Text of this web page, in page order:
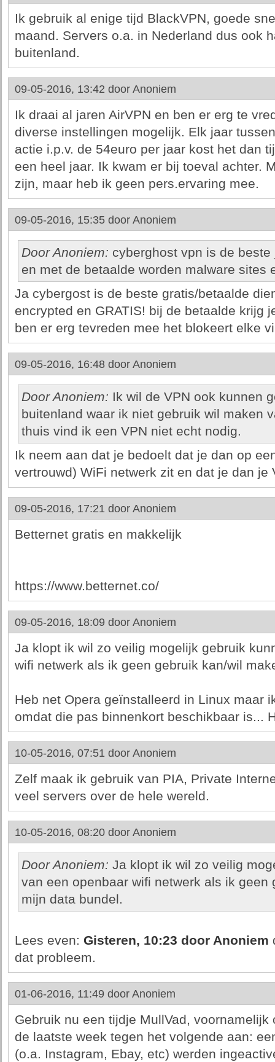
Ik gebruik al enige tijd BlackVPN, goede
maand. Servers o.a. in Nederland dus ook
buitenland.
09-05-2016, 13:42 door Anoniem
Ik draai al jaren AirVPN en ben er erg te
diverse instellingen mogelijk. Elk jaar
actie i.p.v. de 54euro per jaar kost het dan
een heel jaar. Ik kwam er bij toeval achter.
zijn, maar heb ik geen pers.ervaring mee.
09-05-2016, 15:35 door Anoniem
Door Anoniem: cyberghost vpn is de
en met de betaalde worden malware sites
Ja cybergost is de beste gratis/betaalde
encrypted en GRATIS! bij de betaalde krijg
ben er erg tevreden mee het blokeert elke
09-05-2016, 16:48 door Anoniem
Door Anoniem: Ik wil de VPN ook kunnen
buitenland waar ik niet gebruik wil maken
thuis vind ik een VPN niet echt nodig.
Ik neem aan dat je bedoelt dat je dan op
vertrouwd) WiFi netwerk zit en dat je dan je
09-05-2016, 17:21 door Anoniem
Betternet gratis en makkelijk
https://www.betternet.co/
09-05-2016, 18:09 door Anoniem
Ja klopt ik wil zo veilig mogelijk gebruik
wifi netwerk als ik geen gebruik kan/wil
Heb net Opera geïnstalleerd in Linux maar
omdat die pas binnenkort beschikbaar is...
10-05-2016, 07:51 door Anoniem
Zelf maak ik gebruik van PIA, Private
veel servers over de hele wereld.
10-05-2016, 08:20 door Anoniem
Door Anoniem: Ja klopt ik wil zo veilig
van een openbaar wifi netwerk als ik geen
mijn data bundel.
Lees even: Gisteren, 10:23 door Anoniem
dat probleem.
01-06-2016, 11:49 door Anoniem
Gebruik nu een tijdje MullVad,
de laatste week tegen het volgende aan:
(o.a. Instagram, Ebay, etc) werden